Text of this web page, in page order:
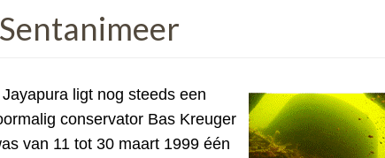
ligt nog steeds een
conservator Bas Kreuger
van 11 tot 30 maart 1999 één